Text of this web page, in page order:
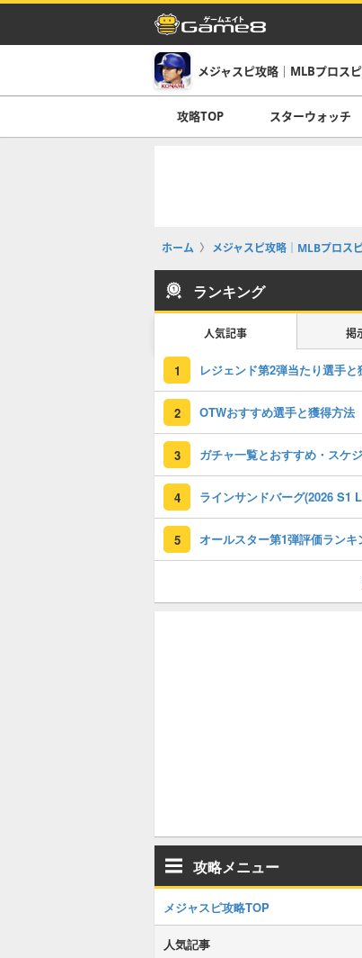
メジャスピ攻略｜MLBプロス
攻略TOP スターウォッチ
ホーム メジャスピ攻略｜MLBプロス
ランキング
人気記事 掲
1 レジェンド第2弾当たり選手と
2 OTWおすすめ選手と獲得方法
3 ガチャ一覧とおすすめ・スケ
4
5
攻略メニュー
メジャスピ攻略TOP
人気記事